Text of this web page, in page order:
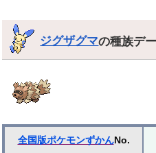
ジグザグマの種族デ
全国版ポケモンずかんNo.